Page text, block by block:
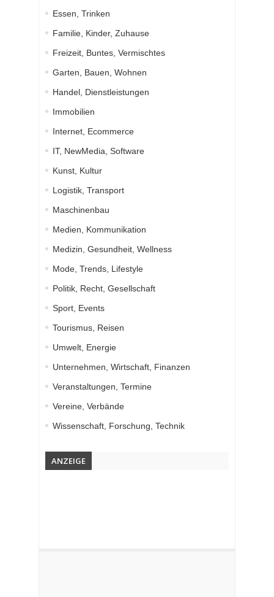
Essen, Trinken
Familie, Kinder, Zuhause
Freizeit, Buntes, Vermischtes
Garten, Bauen, Wohnen
Handel, Dienstleistungen
Immobilien
Internet, Ecommerce
IT, NewMedia, Software
Kunst, Kultur
Logistik, Transport
Maschinenbau
Medien, Kommunikation
Medizin, Gesundheit, Wellness
Mode, Trends, Lifestyle
Politik, Recht, Gesellschaft
Sport, Events
Tourismus, Reisen
Umwelt, Energie
Unternehmen, Wirtschaft, Finanzen
Veranstaltungen, Termine
Vereine, Verbände
Wissenschaft, Forschung, Technik
ANZEIGE